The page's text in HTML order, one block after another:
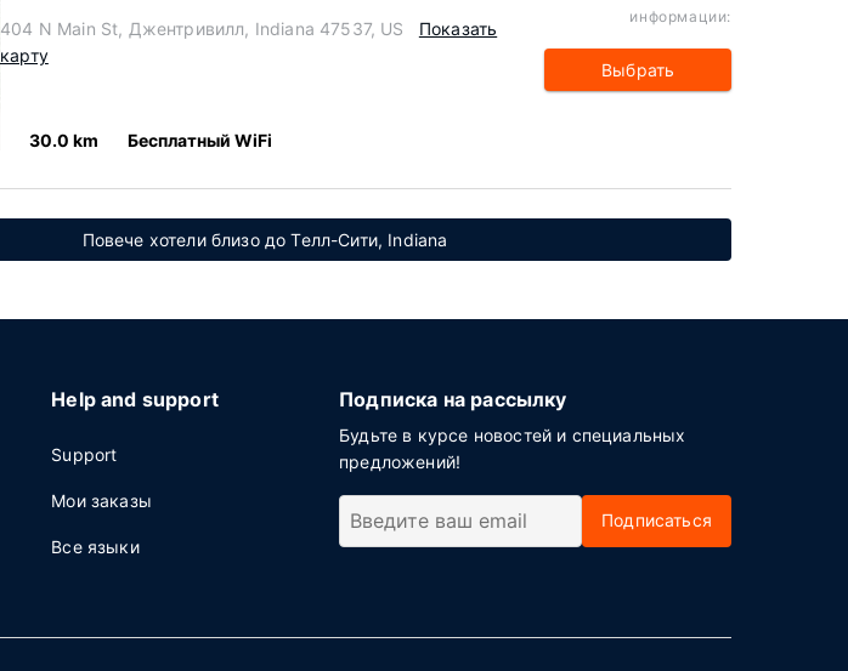
404 N Main St, Джентривилл, Indiana 47537, US
Показать
карту
30.0 km Бесплатный WiFi
информации:
Выбрать
Повече хотели близо до Телл-Сити, Indiana
Help and support
Support
Мои заказы
Все языки
Подписка на рассылку
Будьте в курсе новостей и специальных
предложений!
Подписаться